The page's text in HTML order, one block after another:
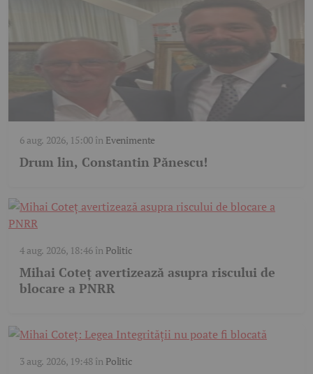
6 aug. 2026, 15:00în Evenimente
Drum lin, Constantin Pănescu!
4 aug. 2026, 18:46în Politic
Mihai Coteț avertizează asupra riscului de
blocare a PNRR
3 aug. 2026, 19:48în Politic